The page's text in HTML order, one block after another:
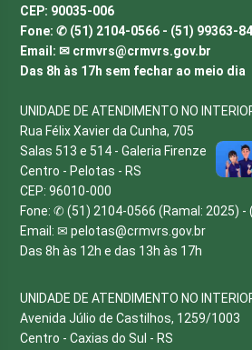
CEP: 90035-006
Fone: ✆ (51) 2104-0566 - (51) 99363-
Email: ✉ crmvrs@crmvrs.gov.br
Das 8h às 17h sem fechar ao meio dia
UNIDADE DE ATENDIMENTO NO
Rua Félix Xavier da Cunha, 705
Salas 513 e 514 - Galeria Firenze
Centro - Pelotas - RS
CEP: 96010-000
Fone: ✆ (51) 2104-0566 (Ramal: 2025)
Email: ✉pelotas@crmvrs.gov.br
Das 8h às 12h e das 13h às 17h
UNIDADE DE ATENDIMENTO NO
Avenida Júlio de Castilhos, 1259/1003
Centro - Caxias do Sul - RS